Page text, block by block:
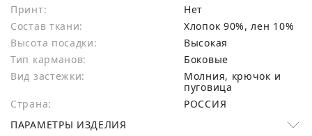
Принт:
Нет
Состав ткани:
хлопок 90%, лен 10%
Высота посадки:
Высокая
Тип карманов:
Боковые
Вид застежки:
Молния, крючок и
пуговица
Страна:
РОССИЯ
ПАРАМЕТРЫ ИЗДЕЛИЯ